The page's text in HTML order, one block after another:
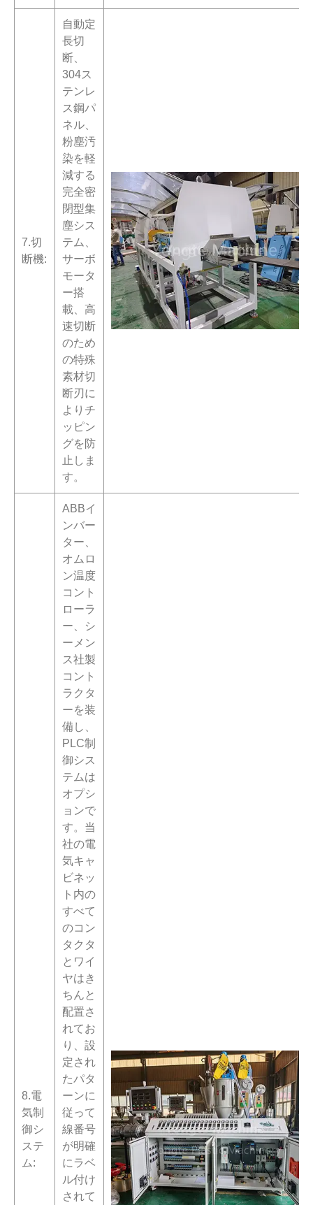
7.切
断機:
自動定
長切
断、
304ス
テンレ
ス鋼パ
ネル、
粉塵汚
染を軽
減する
完全密
閉型集
塵シス
テム、
サーボ
モータ
ー搭
載、高
速切断
のため
の特殊
素材切
断刃に
よりチ
ッピン
グを防
止しま
す。
8.電
気制
御シ
ステ
ム:
ABBイ
ンバー
ター、
オムロ
ン温度
コント
ローラ
ー、シ
ーメン
ス社製
コント
ラクタ
ーを装
備し、
PLC制
御シス
テムは
オプシ
ョンで
す。当
社の電
気キャ
ビネッ
ト内の
すべて
のコン
タクタ
とワイ
ヤはき
ちんと
配置さ
れてお
り、設
定され
たパタ
ーンに
従って
線番号
が明確
にラベ
ル付け
されて